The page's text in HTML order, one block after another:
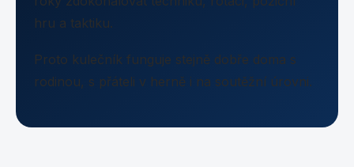
hru a taktiku.
Proto kulečník funguje stejně dobře doma s
rodinou, s přáteli v herně i na soutěžní úrovni.